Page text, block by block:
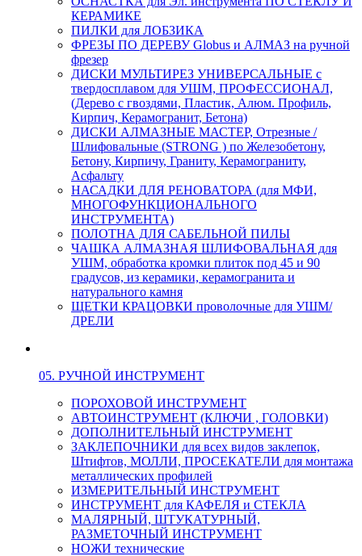
КЕРАМИКЕ
ПИЛКИ для ЛОБЗИКА
ФРЕЗЫ ПО ДЕРЕВУ Globus и АЛМАЗ на ручной
фрезер
ДИСКИ МУЛЬТИРЕЗ УНИВЕРСАЛЬНЫЕ с
твердосплавом для УШМ, ПРОФЕССИОНАЛ,
(Дерево с гвоздями, Пластик, Алюм. Профиль,
Кирпич, Керамогранит, Бетона)
ДИСКИ АЛМАЗНЫЕ МАСТЕР, Отрезные /
Шлифовальные (STRONG ) по Железобетону,
Бетону, Кирпичу, Граниту, Керамограниту,
Асфальту
НАСАДКИ ДЛЯ РЕНОВАТОРА (для МФИ,
МНОГОФУНКЦИОНАЛЬНОГО
ИНСТРУМЕНТА)
ПОЛОТНА ДЛЯ САБЕЛЬНОЙ ПИЛЫ
ЧАШКА АЛМАЗНАЯ ШЛИФОВАЛЬНАЯ для
УШМ, обработка кромки плиток под 45 и 90
градусов, из керамики, керамогранита и
натурального камня
ЩЕТКИ КРАЦОВКИ проволочные для УШМ/
ДРЕЛИ
05. РУЧНОЙ ИНСТРУМЕНТ
ПОРОХОВОЙ ИНСТРУМЕНТ
АВТОИНСТРУМЕНТ (КЛЮЧИ , ГОЛОВКИ)
ДОПОЛНИТЕЛЬНЫЙ ИНСТРУМЕНТ
ЗАКЛЕПОЧНИКИ для всех видов заклепок,
Штифтов, МОЛЛИ, ПРОСЕКАТЕЛИ для монтажа
металлических профилей
ИЗМЕРИТЕЛЬНЫЙ ИНСТРУМЕНТ
ИНСТРУМЕНТ для КАФЕЛЯ и СТЕКЛА
МАЛЯРНЫЙ, ШТУКАТУРНЫЙ,
РАЗМЕТОЧНЫЙ ИНСТРУМЕНТ
НОЖИ технические